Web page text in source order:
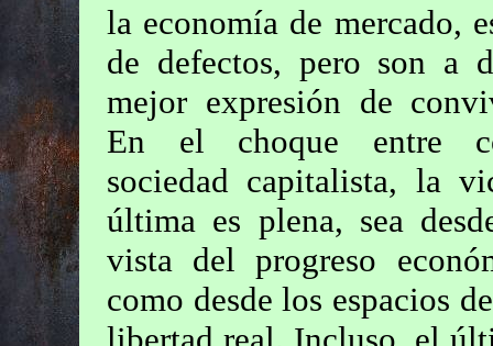
la economía de mercado,
de defectos, pero son a
mejor expresión de
En el choque entre
sociedad capitalista, la
última es plena, sea
vista del progreso
como desde los espacios